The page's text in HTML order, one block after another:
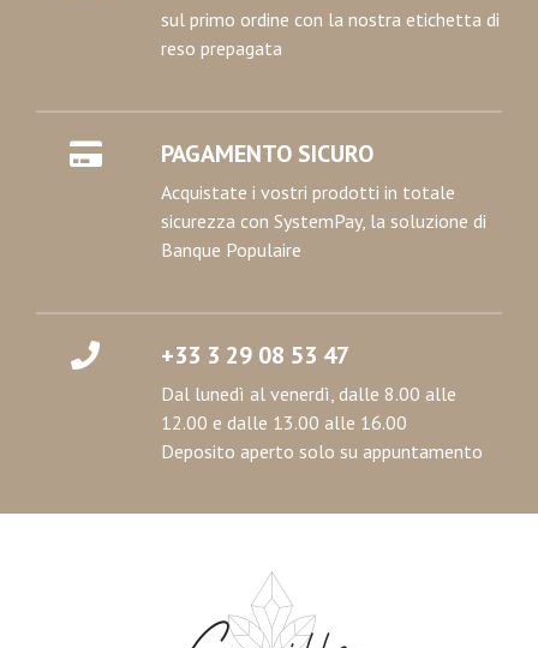
sul primo ordine con la nostra etichetta di
reso prepagata
PAGAMENTO SICURO
Acquistate i vostri prodotti in totale
sicurezza con SystemPay, la soluzione di
Banque Populaire
+33 3 29 08 53 47
Dal lunedì al venerdì, dalle 8.00 alle
12.00 e dalle 13.00 alle 16.00
Deposito aperto solo su appuntamento